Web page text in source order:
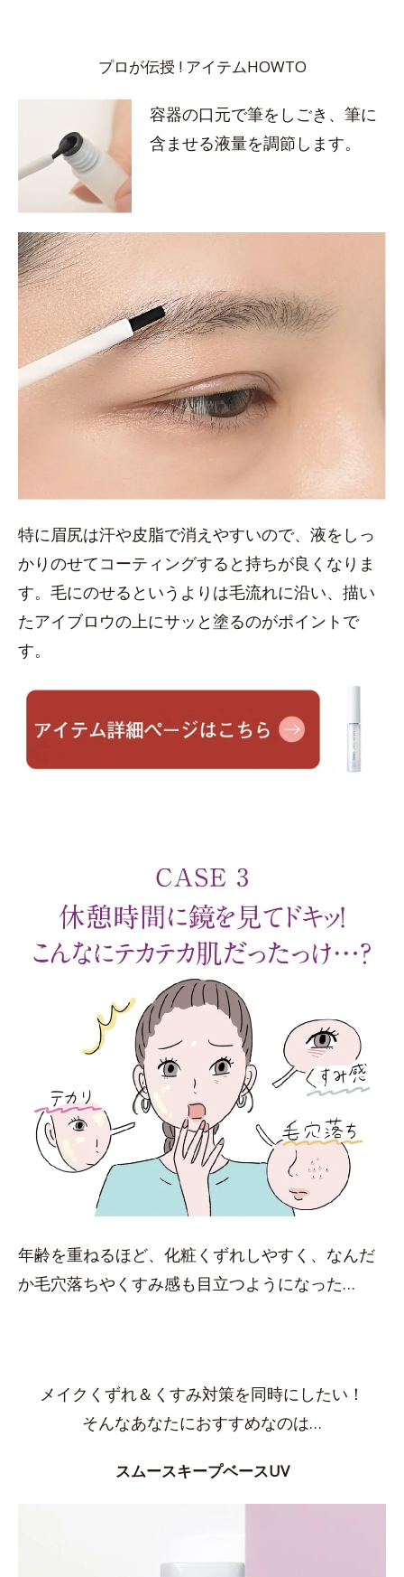
プロが伝授 ! アイテムHOWTO
容器の口元で筆をしごき、筆に
含ませる液量を調節します。
特に眉尻は汗や皮脂で消えやすいので、液をしっ
かりのせてコーティングすると持ちが良くなりま
す。毛にのせるというよりは毛流れに沿い、描い
たアイブロウの上にサッと塗るのがポイントで
す。
年齢を重ねるほど、化粧くずれしやすく、なんだ
か毛穴落ちやくすみ感も目立つようになった…
メイクくずれ＆くすみ対策を同時にしたい！
そんなあなたにおすすめなのは…
スムースキープベースUV